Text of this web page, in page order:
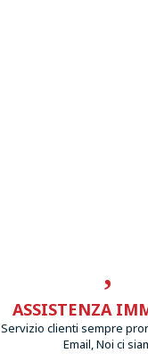
ASSISTENZA
Servizio clienti sempre
Email, Noi ci